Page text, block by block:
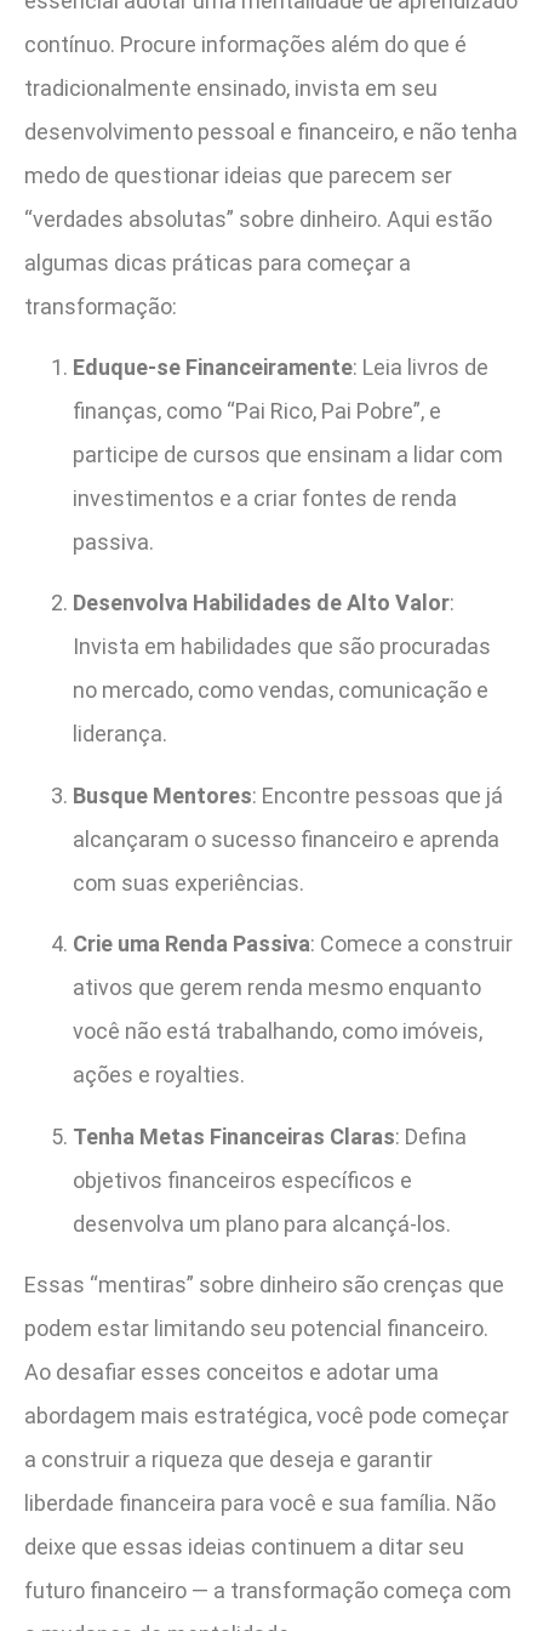
contínuo. Procure informações além do que é
tradicionalmente ensinado, invista em seu
desenvolvimento pessoal e financeiro, e não tenha
medo de questionar ideias que parecem ser
“verdades absolutas” sobre dinheiro. Aqui estão
algumas dicas práticas para começar a
transformação:
Eduque-se Financeiramente: Leia livros de
finanças, como “Pai Rico, Pai Pobre”, e
participe de cursos que ensinam a lidar com
investimentos e a criar fontes de renda
passiva.
Desenvolva Habilidades de Alto Valor:
Invista em habilidades que são procuradas
no mercado, como vendas, comunicação e
liderança.
Busque Mentores: Encontre pessoas que já
alcançaram o sucesso financeiro e aprenda
com suas experiências.
Crie uma Renda Passiva: Comece a construir
ativos que gerem renda mesmo enquanto
você não está trabalhando, como imóveis,
ações e royalties.
Tenha Metas Financeiras Claras: Defina
objetivos financeiros específicos e
desenvolva um plano para alcançá-los.
Essas “mentiras” sobre dinheiro são crenças que
podem estar limitando seu potencial financeiro.
Ao desafiar esses conceitos e adotar uma
abordagem mais estratégica, você pode começar
a construir a riqueza que deseja e garantir
liberdade financeira para você e sua família. Não
deixe que essas ideias continuem a ditar seu
futuro financeiro — a transformação começa com